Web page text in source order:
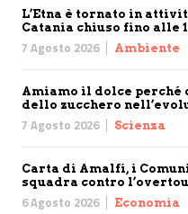
L’Etna è tornato in
Catania chiuso fino alle
7 Agosto 2026 Ambiente
Amiamo il dolce perché
dello zucchero
7 Agosto 2026 Scienza
Carta di Amalfi, i
squadra contro
6 Agosto 2026 Economia